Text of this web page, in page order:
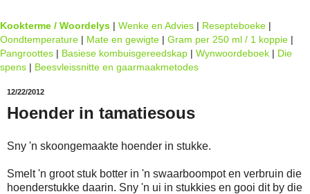
Kookterme / Woordelys | Wenke en Advies | Resepteboeke |
Oondtemperature | Mate en gewigte | Gram per 250 ml / 1 koppie |
Pangroottes | Basiese kombuisgereedskap | Wynwoordeboek | Die
spens | Beesvleissnitte en gaarmaakmetodes
12/22/2012
Hoender in tamatiesous
Sny 'n skoongemaakte hoender in stukke.
Smelt 'n groot stuk botter in 'n swaarboompot en verbruin die
hoenderstukke daarin. Sny 'n ui in stukkies en gooi dit by die